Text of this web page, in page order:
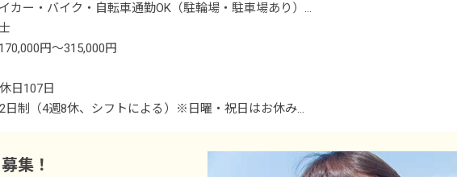
カー・バイク・自転車通勤OK（駐輪場・駐車場あり）
隣に大きな園庭を建設中！
円～315,000円
支給手当
教諭手当 5,000円 ※対象者に支給
手当 5,000円～100,000円 ※対象者に支給
手当
日107日
日制（4週8休、シフトによる）※日曜・祝日はお休み
休暇（法定通りに付与／1時間単位で取得可能／3日以上の連休取得は応相談）
暇
集！